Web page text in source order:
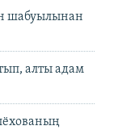
шабуылынан
алты адам